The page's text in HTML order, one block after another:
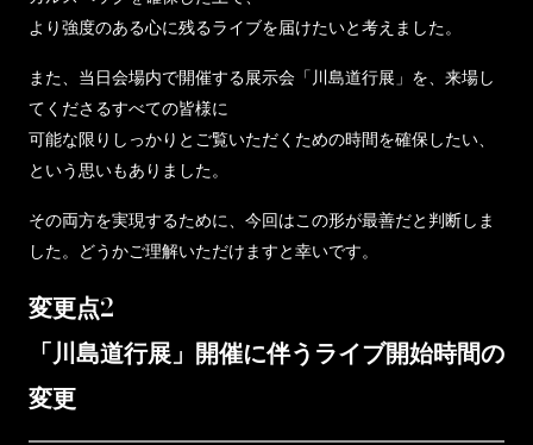
より強度のある心に残るライブを届けたいと考えました。
また、当日会場内で開催する展示会「川島道行展」を、来場し
てくださるすべての皆様に
可能な限りしっかりとご覧いただくための時間を確保したい、
という思いもありました。
その両方を実現するために、今回はこの形が最善だと判断しま
した。どうかご理解いただけますと幸いです。
変更点2
「川島道行展」開催に伴うライブ開始時間の
変更